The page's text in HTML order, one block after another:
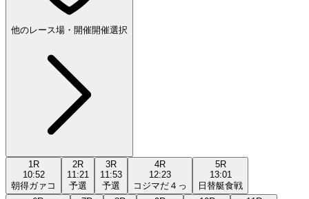
他のレース場・開催開催選択
1 R
10:52
朝得ガァコ
2R
11:21
予選
3R
11:53
予選
4R
12:23
コジマだ４っ
5R
13:01
日替艇食戦